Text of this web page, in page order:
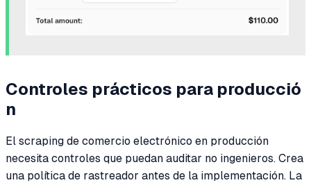
Controles prácticos para producció
n
El scraping de comercio electrónico en producción
necesita controles que puedan auditar no ingenieros. Crea
una política de rastreador antes de la implementación. La